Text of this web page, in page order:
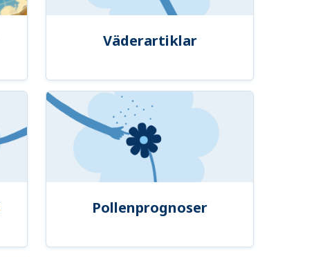
Väderartiklar
Pollenprognoser